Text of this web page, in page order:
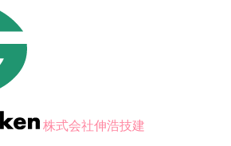
株式会社伸浩技建